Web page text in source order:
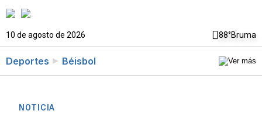
10 de agosto de 2026 88°Bruma
Deportes Béisbol
NOTICIA